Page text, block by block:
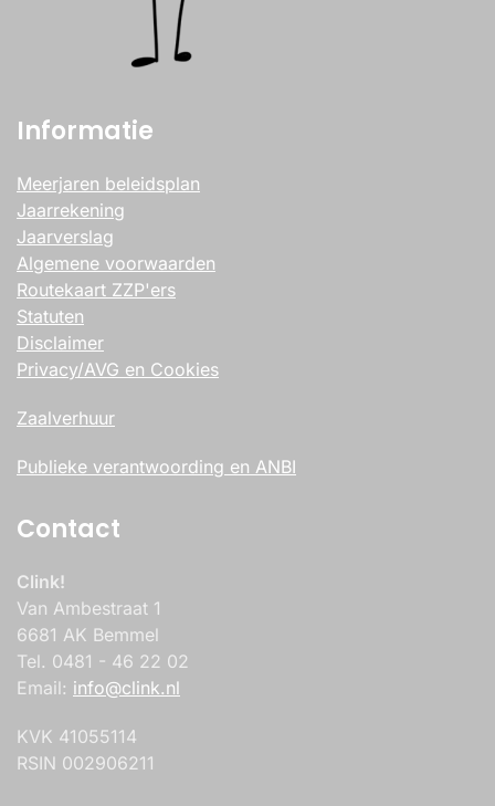
Informatie
Meerjaren beleidsplan
Jaarrekening
Jaarverslag
Algemene voorwaarden
Routekaart ZZP'ers
Statuten
Disclaimer
Privacy/AVG en Cookies
Zaalverhuur
Publieke verantwoording en ANBI
Contact
Clink!
Van Ambestraat 1
6681 AK Bemmel
Tel. 0481 - 46 22 02
Email: info@clink.nl
KVK 41055114
RSIN 002906211